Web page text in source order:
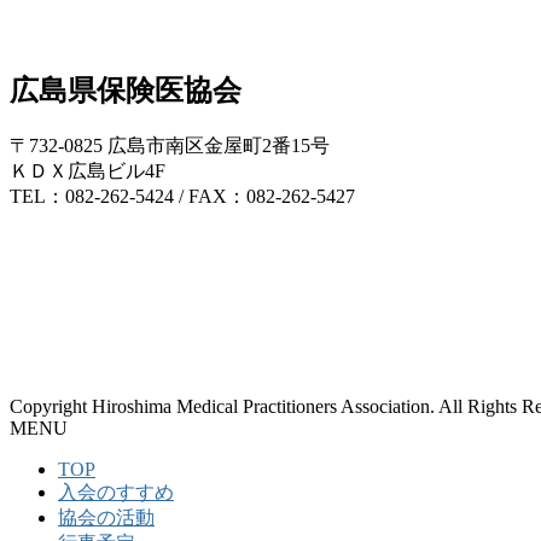
広島県保険医協会
〒732-0825 広島市南区金屋町2番15号
ＫＤＸ広島ビル4F
TEL：082-262-5424 / FAX：082-262-5427
Copyright Hiroshima Medical Practitioners Association. All Rights
MENU
TOP
入会のすすめ
協会の活動